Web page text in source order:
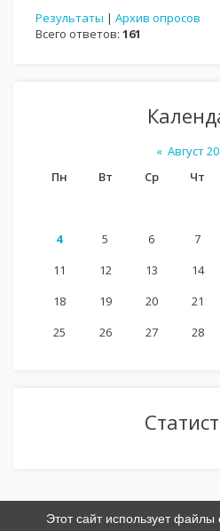
Результаты | Архив опросов
Всего ответов: 161
« Август
Пн
Вт Ср Чт
4
5 6 7
11
12 13 14
18
19 20 21
25
26 27 28
Этот сайт использует